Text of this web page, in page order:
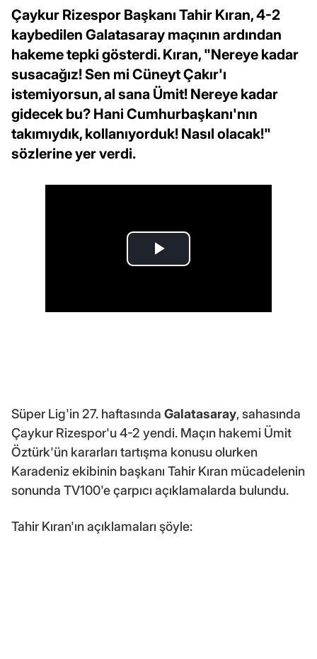
Çaykur Rizespor Başkanı Tahir Kıran, 4-2
kaybedilen Galatasaray maçının ardından
hakeme tepki gösterdi. Kıran, "Nereye kadar
susacağız! Sen mi Cüneyt Çakır'ı
istemiyorsun, al sana Ümit! Nereye kadar
gidecek bu? Hani Cumhurbaşkanı'nın
takımıydık, kollanıyorduk! Nasıl olacak!"
sözlerine yer verdi.
Süper Lig'in 27. haftasında Galatasaray, sahasında
Çaykur Rizespor'u 4-2 yendi. Maçın hakemi Ümit
Öztürk'ün kararları tartışma konusu olurken
Karadeniz ekibinin başkanı Tahir Kıran mücadelenin
sonunda TV100'e çarpıcı açıklamalarda bulundu.
Tahir Kıran'ın açıklamaları şöyle: